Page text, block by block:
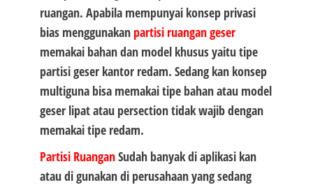
ruangan. Apabila mempunyai konsep privasi
bias menggunakan partisi ruangan geser
memakai bahan dan model khusus yaitu tipe
partisi geser kantor redam. Sedang kan konsep
multiguna bisa memakai tipe bahan atau model
geser lipat atau persection tidak wajib dengan
memakai tipe redam.
Partisi RuanganSudah banyak di aplikasi kan
atau di gunakan di perusahaan yang sedang